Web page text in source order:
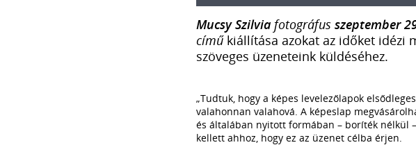
Mucsy Szilvia fotográfus szeptember
című kiállítása azokat az időket idézi
szöveges üzeneteink küldéséhez.
„Tudtuk, hogy a képes levelezőlapok
valahonnan valahová. A képeslap
és általában nyitott formában – boríték nélkül
kellett ahhoz, hogy ez az üzenet célba érjen.